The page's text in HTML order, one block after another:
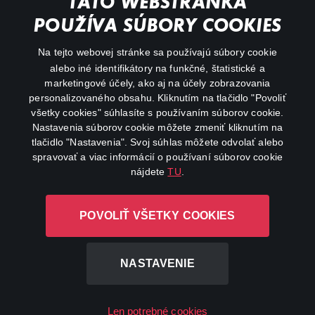
POUŽÍVA SÚBORY COOKIES
Na tejto webovej stránke sa používajú súbory cookie
alebo iné identifikátory na funkčné, štatistické a
marketingové účely, ako aj na účely zobrazovania
personalizovaného obsahu. Kliknutím na tlačidlo "Povoliť
všetky cookies" súhlasíte s používaním súborov cookie.
Nastavenia súborov cookie môžete zmeniť kliknutím na
tlačidlo "Nastavenia". Svoj súhlas môžete odvolať alebo
spravovať a viac informácií o používaní súborov cookie
nájdeteTU
POVOLIŤ VŠETKY COOKIES
NASTAVENIE
Len potrebné cookies
My profile
Important links
Canal+ Luxembourg S. à r.l. so sídlom Rue Albert Borschette 4,